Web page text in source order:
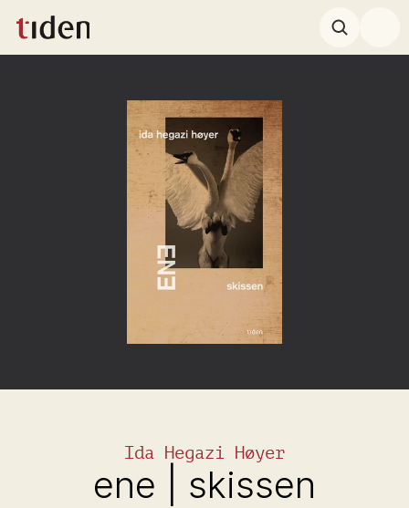
Ida Hegazi Høyer
ene | skissen